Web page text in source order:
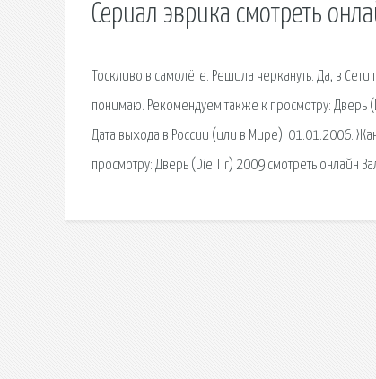
Сериал эврика смотреть
Тоскливо в самолёте. Решила черкануть. Да, в
понимаю. Рекомендуем также к просмотру: Дверь
Дата выхода в России (или в Мире): 01.01.2006.
просмотру: Дверь (Die T r) 2009 смотреть онлайн